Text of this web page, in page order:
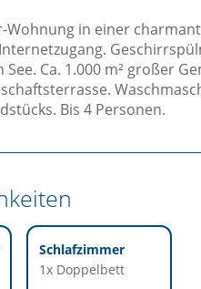
in einer
See. Ca. 1.000 m² großer
Bis 4 Personen.
Schlafzimmer
1x Doppelbett